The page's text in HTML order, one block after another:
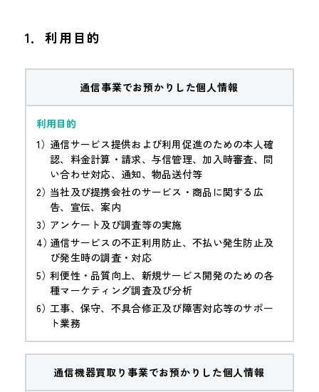
1．利用目的
通信事業でお預かりした個人情報
通信サービス提供および利用促進のための本人確
認、料金計算・請求、与信管理、加入時審査、問
い合わせ対応、通知、物品送付等
当社及び提携会社のサービス・商品に関する広
告、宣伝、案内
アンケート及び調査等の実施
通信サービスの不正利用防止、不払い発生防止及
び発生時の調査・対応
利便性・品質向上、新規サービス開発のための各
種マーケティング調査及び分析
工事、保守、不具合修正及び障害対応等のサポー
ト業務
通信機器買取り事業でお預かりした個人情報